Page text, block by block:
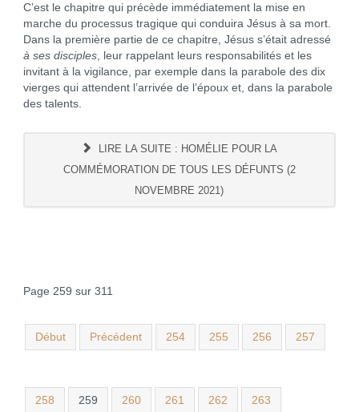
C’est le chapitre qui précède immédiatement la mise en
marche du processus tragique qui conduira Jésus à sa mort.
Dans la première partie de ce chapitre, Jésus s’était adressé
à ses disciples, leur rappelant leurs responsabilités et les
invitant à la vigilance, par exemple dans la parabole des dix
vierges qui attendent l’arrivée de l’époux et, dans la parabole
des talents.
LIRE LA SUITE : HOMÉLIE POUR LA
COMMÉMORATION DE TOUS LES DÉFUNTS (2
NOVEMBRE 2021)
Page 259 sur 311
Début Précédent 254 255 256 257
258 259 260 261 262 263